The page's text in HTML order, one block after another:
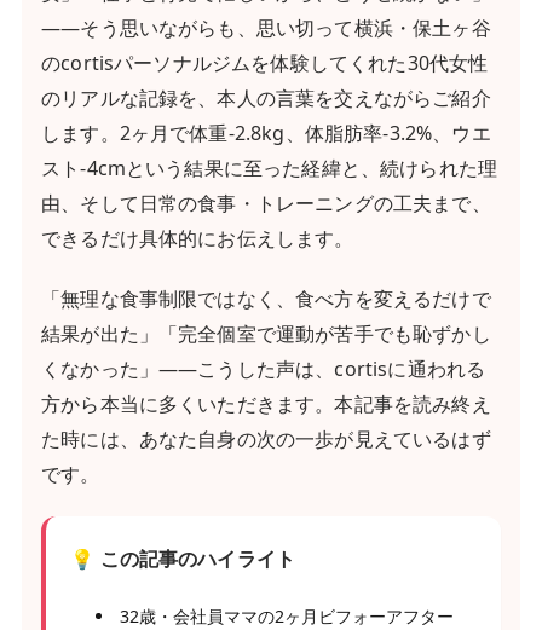
——そう思いながらも、思い切って横浜・保土ヶ谷
のcortisパーソナルジムを体験してくれた30代女性
のリアルな記録を、本人の言葉を交えながらご紹介
します。2ヶ月で体重-2.8kg、体脂肪率-3.2%、ウエ
スト-4cmという結果に至った経緯と、続けられた理
由、そして日常の食事・トレーニングの工夫まで、
できるだけ具体的にお伝えします。
「無理な食事制限ではなく、食べ方を変えるだけで
結果が出た」「完全個室で運動が苦手でも恥ずかし
くなかった」——こうした声は、cortisに通われる
方から本当に多くいただきます。本記事を読み終え
た時には、あなた自身の次の一歩が見えているはず
です。
💡 この記事のハイライト
32歳・会社員ママの2ヶ月ビフォーアフター